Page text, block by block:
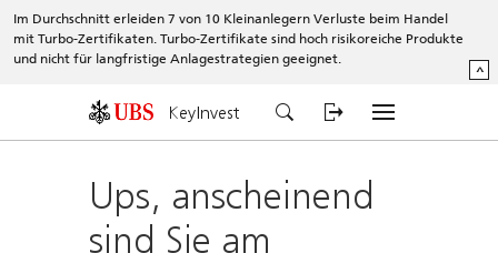
Im Durchschnitt erleiden 7 von 10 Kleinanlegern Verluste beim Handel
mit Turbo-Zertifikaten. Turbo-Zertifikate sind hoch risikoreiche Produkte
und nicht für langfristige Anlagestrategien geeignet.
^
KeyInvest
Ups, anscheinend
sind Sie am